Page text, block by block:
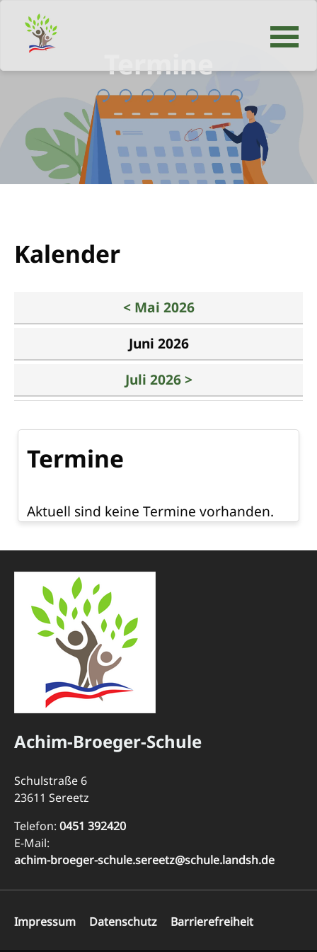
Navigation
Termine
Kalender
< Mai 2026
Juni 2026
Juli 2026 >
Termine
Aktuell sind keine Termine vorhanden.
Achim-Broeger-Schule
Schulstraße 6
23611 Sereetz
Telefon: 0451 392420
E-Mail:
achim-broeger-schule.sereetz@schule.landsh.de
überspringen
Impressum Datenschutz Barrierefreiheit